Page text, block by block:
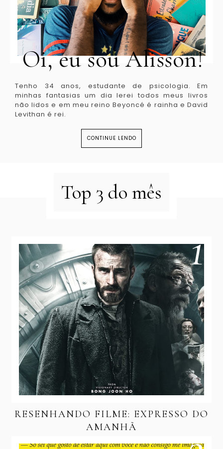
Oi, eu sou Alisson!
Tenho 34 anos, estudante de psicologia. Em
minhas fantasias um dia lerei todos meus livros
não lidos e em meu reino Beyoncé é rainha e David
Levithan é rei.
CONTINUE LENDO
Top 3 do mês
RESENHANDO FILME: EXPRESSO DO
AMANHÃ